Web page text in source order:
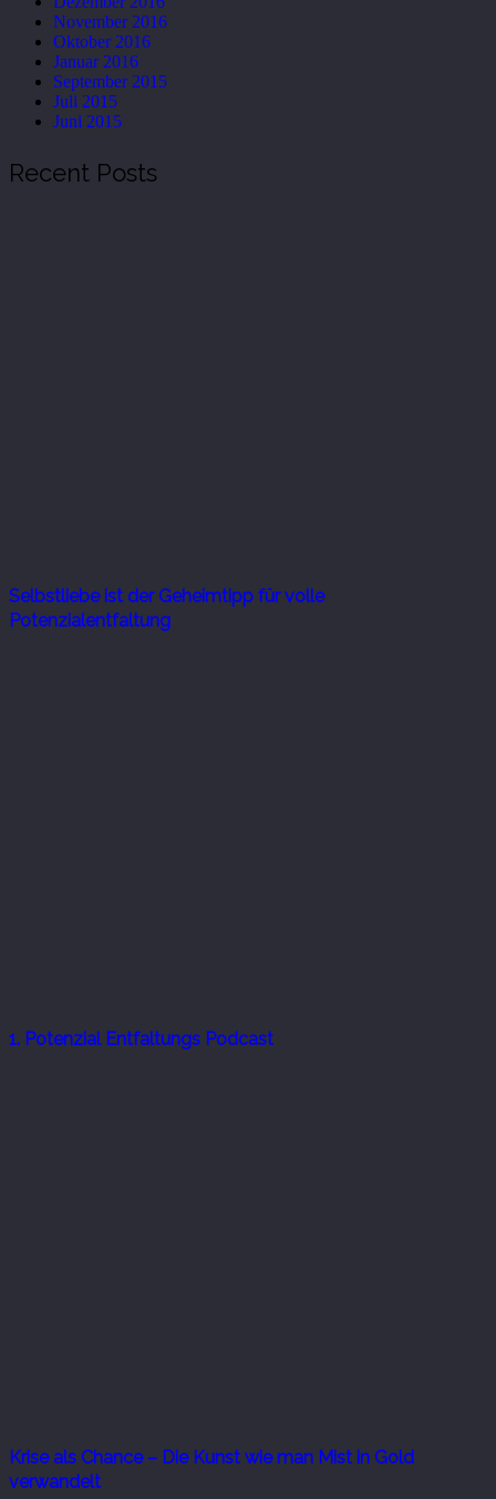
November 2016
Oktober 2016
Januar 2016
September 2015
Juli 2015
Juni 2015
Recent Posts
Selbstliebe ist der Geheimtipp für volle
Potenzialentfaltung
1. Potenzial Entfaltungs Podcast
Krise als Chance – Die Kunst wie man Mist in Gold
verwandelt